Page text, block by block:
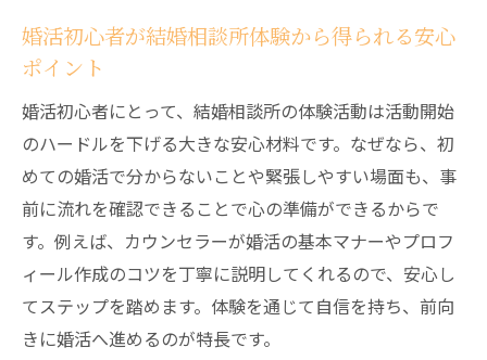
結婚相談所体験で分かるサービスの質と対
安心して婚活を進めるための体験活動の活
用法
婚活初心者が結婚相談所体験から得られる安心
ポイント
婚活初心者にとって、結婚相談所の体験活動は活動開始
のハードルを下げる大きな安心材料です。なぜなら、初
めての婚活で分からないことや緊張しやすい場面も、事
前に流れを確認できることで心の準備ができるからで
す。例えば、カウンセラーが婚活の基本マナーやプロフ
ィール作成のコツを丁寧に説明してくれるので、安心し
てステップを踏めます。体験を通じて自信を持ち、前向
きに婚活へ進めるのが特長です。